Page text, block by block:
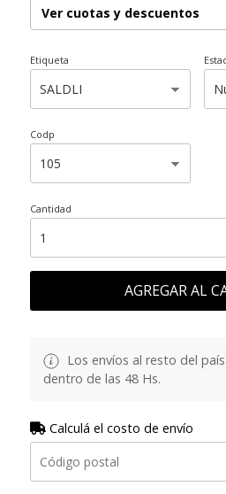
Ver cuotas y descuentos
Etiqueta
Codp
Cantidad
AGREGAR AL
Los envíos al resto del
dentro de las 48 Hs.
Calculá el costo de envío